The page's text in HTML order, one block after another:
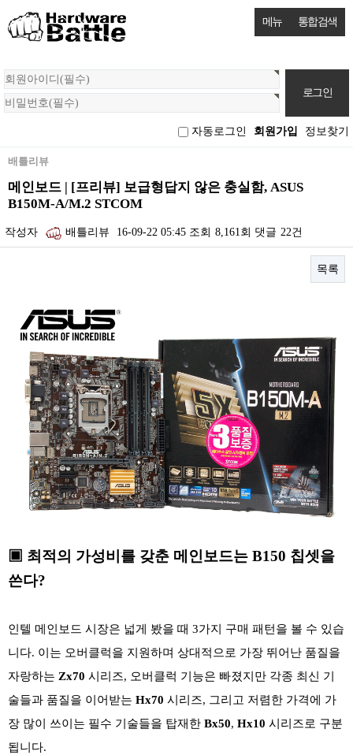
메뉴 통합검색
회
원
로
자동로그인 회원가입 정보찾기
배틀리뷰
메인보드 | [프리뷰] 보급형답지 않은 충실함, ASUS
B150M-A/M.2 STCOM
작성자 배틀리뷰 16-09-22 05:45 조회 8,161회 댓글 22건
목록
▣ 최적의 가성비를 갖춘 메인보드는 B150 칩셋을
쓴다?
인텔 메인보드 시장은 넓게 봤을 때 3가지 구매 패턴을 볼 수 있습
니다. 이는 오버클럭을 지원하며 상대적으로 가장 뛰어난 품질을
자랑하는 Zx70 시리즈, 오버클럭 기능은 빠졌지만 각종 최신 기
술들과 품질을 이어받는 Hx70 시리즈, 그리고 저렴한 가격에 가
장 많이 쓰이는 필수 기술들을 탑재한 Bx50, Hx10 시리즈로 구분
됩니다.